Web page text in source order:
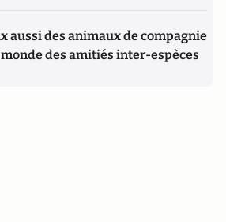
aussi des animaux de compagnie
des amitiés inter-espèces